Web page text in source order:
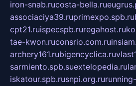
iron-snab.rucosta-bella.ru
associaciya39.ruprimexpo.spb.ru
cpt21.ruispecspb.ruregahost.ru
tae-kwon.ruconsrio.com.ru
archery161.rubigencyclica.ru
sarmiento.spb.suextelopedia.ru
iskatour.spb.rusnpi.org.ru